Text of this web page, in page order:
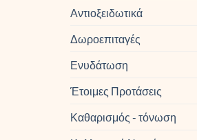
Αντιοξειδωτικά
Δωροεπιταγές
Ενυδάτωση
Έτοιμες Προτάσεις
Καθαρισμός - τόνωση